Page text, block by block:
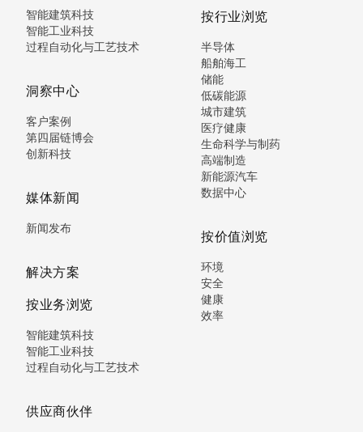
智能建筑科技
智能工业科技
过程自动化与工艺技术
洞察中心
客户案例
第四届链博会
创新科技
媒体新闻
新闻发布
解决方案
按业务浏览
智能建筑科技
智能工业科技
过程自动化与工艺技术
供应商伙伴
按行业浏览
半导体
船舶海工
储能
低碳能源
城市建筑
医疗健康
生命科学与制药
高端制造
新能源汽车
数据中心
按价值浏览
环境
安全
健康
效率